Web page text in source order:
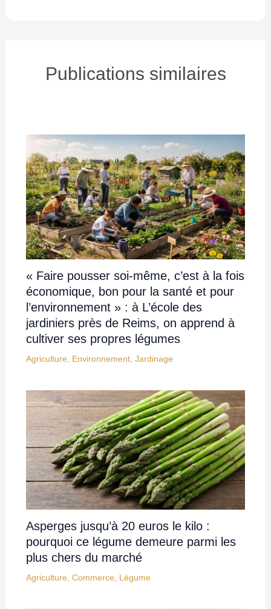
Publications similaires
« Faire pousser soi-même, c’est à la fois
économique, bon pour la santé et pour
l’environnement » : à L’école des
jardiniers près de Reims, on apprend à
cultiver ses propres légumes
Agriculture Environnement, Jardinage
Asperges jusqu’à 20 euros le kilo :
pourquoi ce légume demeure parmi les
plus chers du marché
Agriculture, Commerce, Légume